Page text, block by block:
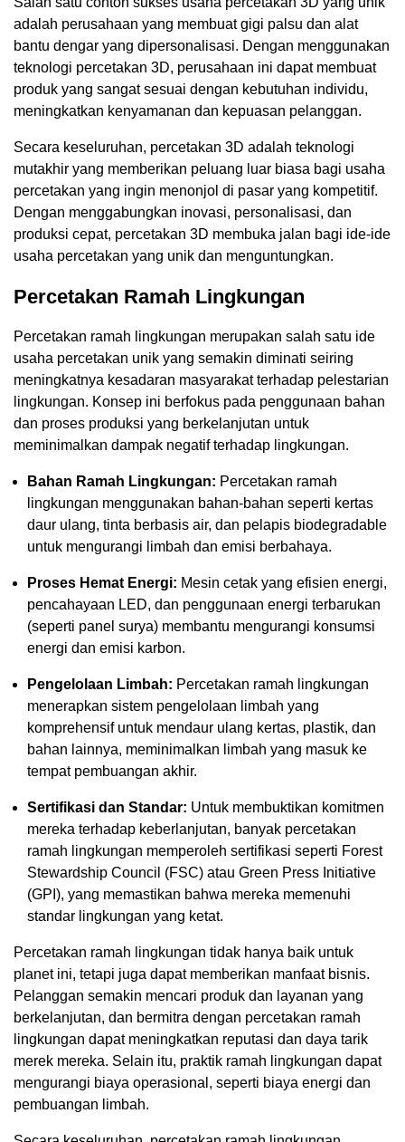
adalah perusahaan yang membuat gigi palsu dan alat
bantu dengar yang dipersonalisasi. Dengan menggunakan
teknologi percetakan 3D, perusahaan ini dapat membuat
produk yang sangat sesuai dengan kebutuhan individu,
meningkatkan kenyamanan dan kepuasan pelanggan.
Secara keseluruhan, percetakan 3D adalah teknologi
mutakhir yang memberikan peluang luar biasa bagi usaha
percetakan yang ingin menonjol di pasar yang kompetitif.
Dengan menggabungkan inovasi, personalisasi, dan
produksi cepat, percetakan 3D membuka jalan bagi ide-ide
usaha percetakan yang unik dan menguntungkan.
Percetakan Ramah Lingkungan
Percetakan ramah lingkungan merupakan salah satu ide
usaha percetakan unik yang semakin diminati seiring
meningkatnya kesadaran masyarakat terhadap pelestarian
lingkungan. Konsep ini berfokus pada penggunaan bahan
dan proses produksi yang berkelanjutan untuk
meminimalkan dampak negatif terhadap lingkungan.
Bahan Ramah Lingkungan: Percetakan ramah
lingkungan menggunakan bahan-bahan seperti kertas
daur ulang, tinta berbasis air, dan pelapis biodegradable
untuk mengurangi limbah dan emisi berbahaya.
Proses Hemat Energi: Mesin cetak yang efisien energi,
pencahayaan LED, dan penggunaan energi terbarukan
(seperti panel surya) membantu mengurangi konsumsi
energi dan emisi karbon.
Pengelolaan Limbah: Percetakan ramah lingkungan
menerapkan sistem pengelolaan limbah yang
komprehensif untuk mendaur ulang kertas, plastik, dan
bahan lainnya, meminimalkan limbah yang masuk ke
tempat pembuangan akhir.
Sertifikasi dan Standar: Untuk membuktikan komitmen
mereka terhadap keberlanjutan, banyak percetakan
ramah lingkungan memperoleh sertifikasi seperti Forest
Stewardship Council (FSC) atau Green Press Initiative
(GPI), yang memastikan bahwa mereka memenuhi
standar lingkungan yang ketat.
Percetakan ramah lingkungan tidak hanya baik untuk
planet ini, tetapi juga dapat memberikan manfaat bisnis.
Pelanggan semakin mencari produk dan layanan yang
berkelanjutan, dan bermitra dengan percetakan ramah
lingkungan dapat meningkatkan reputasi dan daya tarik
merek mereka. Selain itu, praktik ramah lingkungan dapat
mengurangi biaya operasional, seperti biaya energi dan
pembuangan limbah.